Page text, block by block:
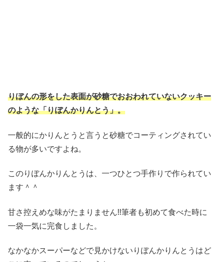
りぼんの形をした表面が砂糖でおおわれていないクッキー
のような「りぼんかりんとう」。
一般的にかりんとうと言うと砂糖でコーティングされてい
る物が多いですよね。
このりぼんかりんとうは、一つひとつ手作りで作られてい
ます＾＾
甘さ控えめな味がたまりません!!筆者も初めて食べた時に
一袋一気に完食しました。
なかなかスーパーなどで見かけないりぼんかりんとうはど